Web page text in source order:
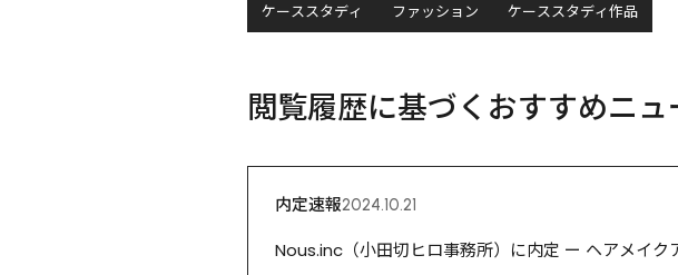
ケーススタディ ファッション ケーススタディ作品
閲覧履歴に基づくおすすめニュ
内定速報2024.10.21
Nous.inc（小田切ヒロ事務所）に内定 ー ヘアメイク